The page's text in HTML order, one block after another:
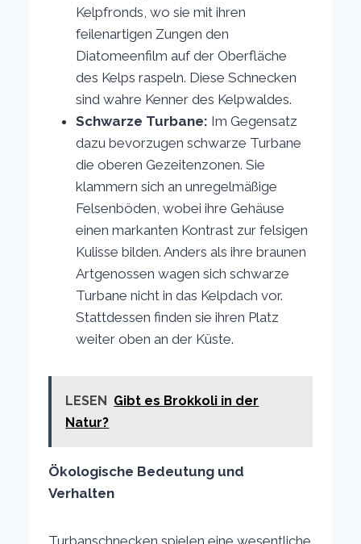
Kelpfronds, wo sie mit ihren
feilenartigen Zungen den
Diatomeenfilm auf der Oberfläche
des Kelps raspeln. Diese Schnecken
sind wahre Kenner des Kelpwaldes.
Schwarze Turbane: Im Gegensatz
dazu bevorzugen schwarze Turbane
die oberen Gezeitenzonen. Sie
klammern sich an unregelmäßige
Felsenböden, wobei ihre Gehäuse
einen markanten Kontrast zur felsigen
Kulisse bilden. Anders als ihre braunen
Artgenossen wagen sich schwarze
Turbane nicht in das Kelpdach vor.
Stattdessen finden sie ihren Platz
weiter oben an der Küste.
LESEN
Gibt es Brokkoli in der
Natur?
Ökologische Bedeutung und
Verhalten